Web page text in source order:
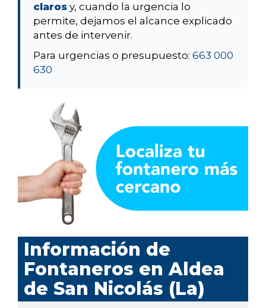
claros y, cuando la urgencia lo
permite, dejamos el alcance explicado
antes de intervenir.
Para urgencias o presupuesto: 663 000
630
Información de
Fontaneros en Aldea
de San Nicolás (La)